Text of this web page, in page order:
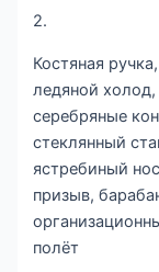
2.
Костяная
ледяной
серебряные
стеклянный
ястребиный
призыв,
полёт